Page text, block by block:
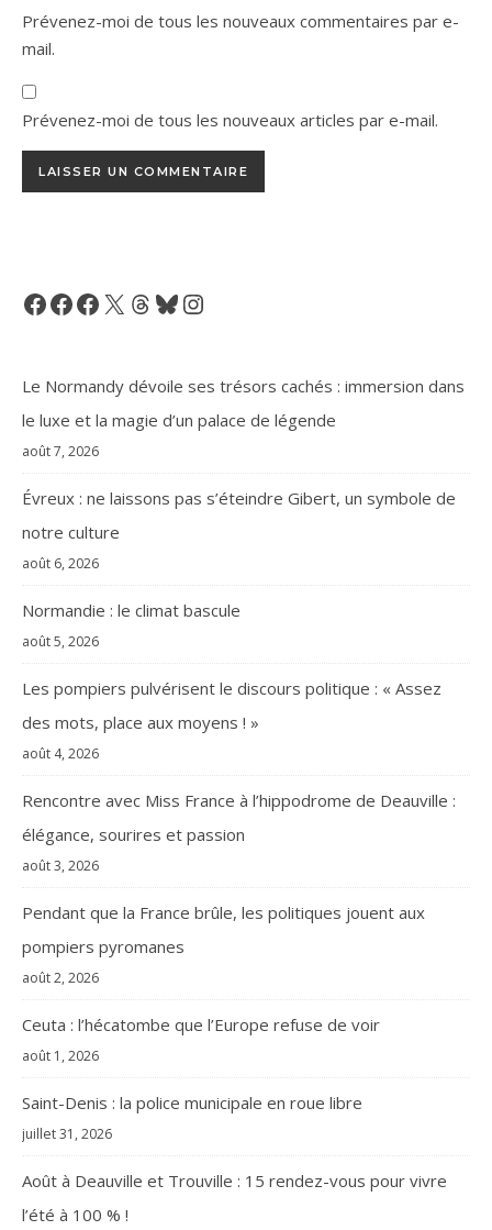
Prévenez-moi de tous les nouveaux commentaires par e-
mail.
Prévenez-moi de tous les nouveaux articles par e-mail.
Facebook
Facebook
Facebook
X Threads
BlueskyInstagram
Le Normandy dévoile ses trésors cachés : immersion dans
le luxe et la magie d’un palace de légende
août 7, 2026
Évreux : ne laissons pas s’éteindre Gibert, un symbole de
notre culture
août 6, 2026
Normandie : le climat bascule
août 5, 2026
Les pompiers pulvérisent le discours politique : « Assez
des mots, place aux moyens ! »
août 4, 2026
Rencontre avec Miss France à l’hippodrome de Deauville :
élégance, sourires et passion
août 3, 2026
Pendant que la France brûle, les politiques jouent aux
pompiers pyromanes
août 2, 2026
Ceuta : l’hécatombe que l’Europe refuse de voir
août 1, 2026
Saint-Denis : la police municipale en roue libre
juillet 31, 2026
Août à Deauville et Trouville : 15 rendez-vous pour vivre
l’été à 100 % !